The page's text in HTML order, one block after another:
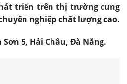
triển trên thị trường cung
nghiệp chất lượng cao.
5, Hải Châu, Đà Nẵng.